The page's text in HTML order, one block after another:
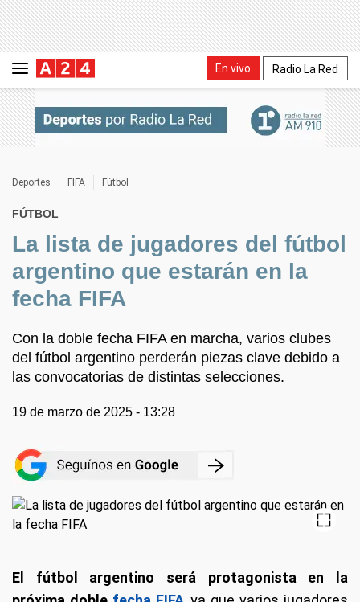
En vivo Radio La Red
Deportes FIFA Fútbol
FÚTBOL
La lista de jugadores del fútbol
argentino que estarán en la
fecha FIFA
Con la doble fecha FIFA en marcha, varios clubes
del fútbol argentino perderán piezas clave debido a
las convocatorias de distintas selecciones.
19 de marzo de 2025 - 13:28
El fútbol argentino será protagonista en la